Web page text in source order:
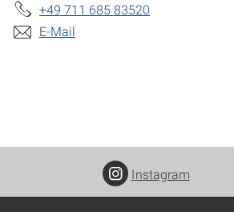
+49 711 685 83520
E-Mail
Instagram